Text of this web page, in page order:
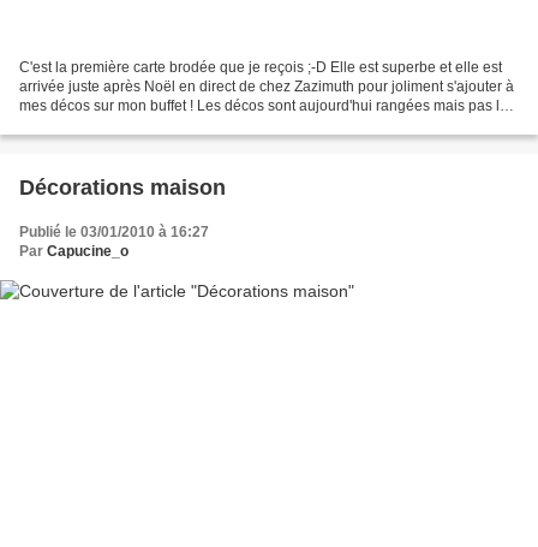
C'est la première carte brodée que je reçois ;-D Elle est superbe et elle est
arrivée juste après Noël en direct de chez Zazimuth pour joliment s'ajouter à
mes décos sur mon buffet ! Les décos sont aujourd'hui rangées mais pas la
Décorations maison
Publié le 03/01/2010 à 16:27
Par Capucine_o